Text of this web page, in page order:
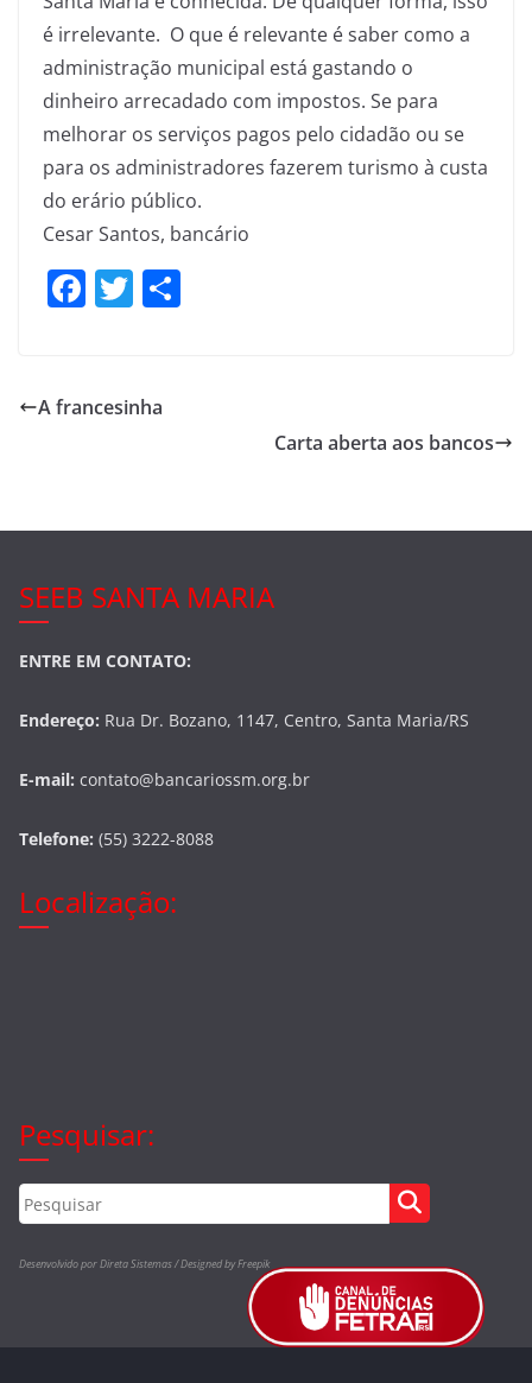
é irrelevante. O que é relevante é saber como a
administração municipal está gastando o
dinheiro arrecadado com impostos. Se para
melhorar os serviços pagos pelo cidadão ou se
para os administradores fazerem turismo à custa
do erário público.
Cesar Santos, bancário
F
e
T
er
A francesinha
Carta aberta aos bancos
SEEB SANTA MARIA
ENTRE EM CONTATO:
Endereço: Rua Dr. Bozano, 1147, Centro, Santa Maria/RS
E-mail: contato@bancariossm.org.br
Telefone: (55) 3222-8088
Localização:
Pesquisar:
Desenvolvido por Direta Sistemas /Designed by Freepik